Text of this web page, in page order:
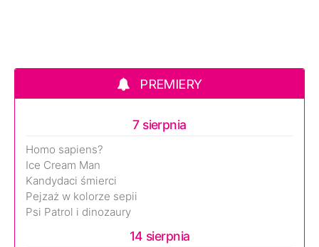
PREMIERY
7 sierpnia
Homo sapiens?
Ice Cream Man
Kandydaci śmierci
Pejzaż w kolorze sepii
Psi Patrol i dinozaury
14 sierpnia